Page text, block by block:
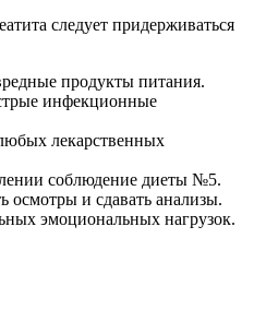
следует придерживаться
продукты питания.
инфекционные
лекарственных
соблюдение диеты №5.
осмотры и сдавать анализы.
эмоциональных нагрузок.